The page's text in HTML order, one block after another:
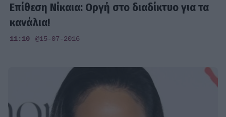
Επίθεση Νίκαια: Οργή στο διαδίκτυο για τα
κανάλια!
11:10 @15-07-2016